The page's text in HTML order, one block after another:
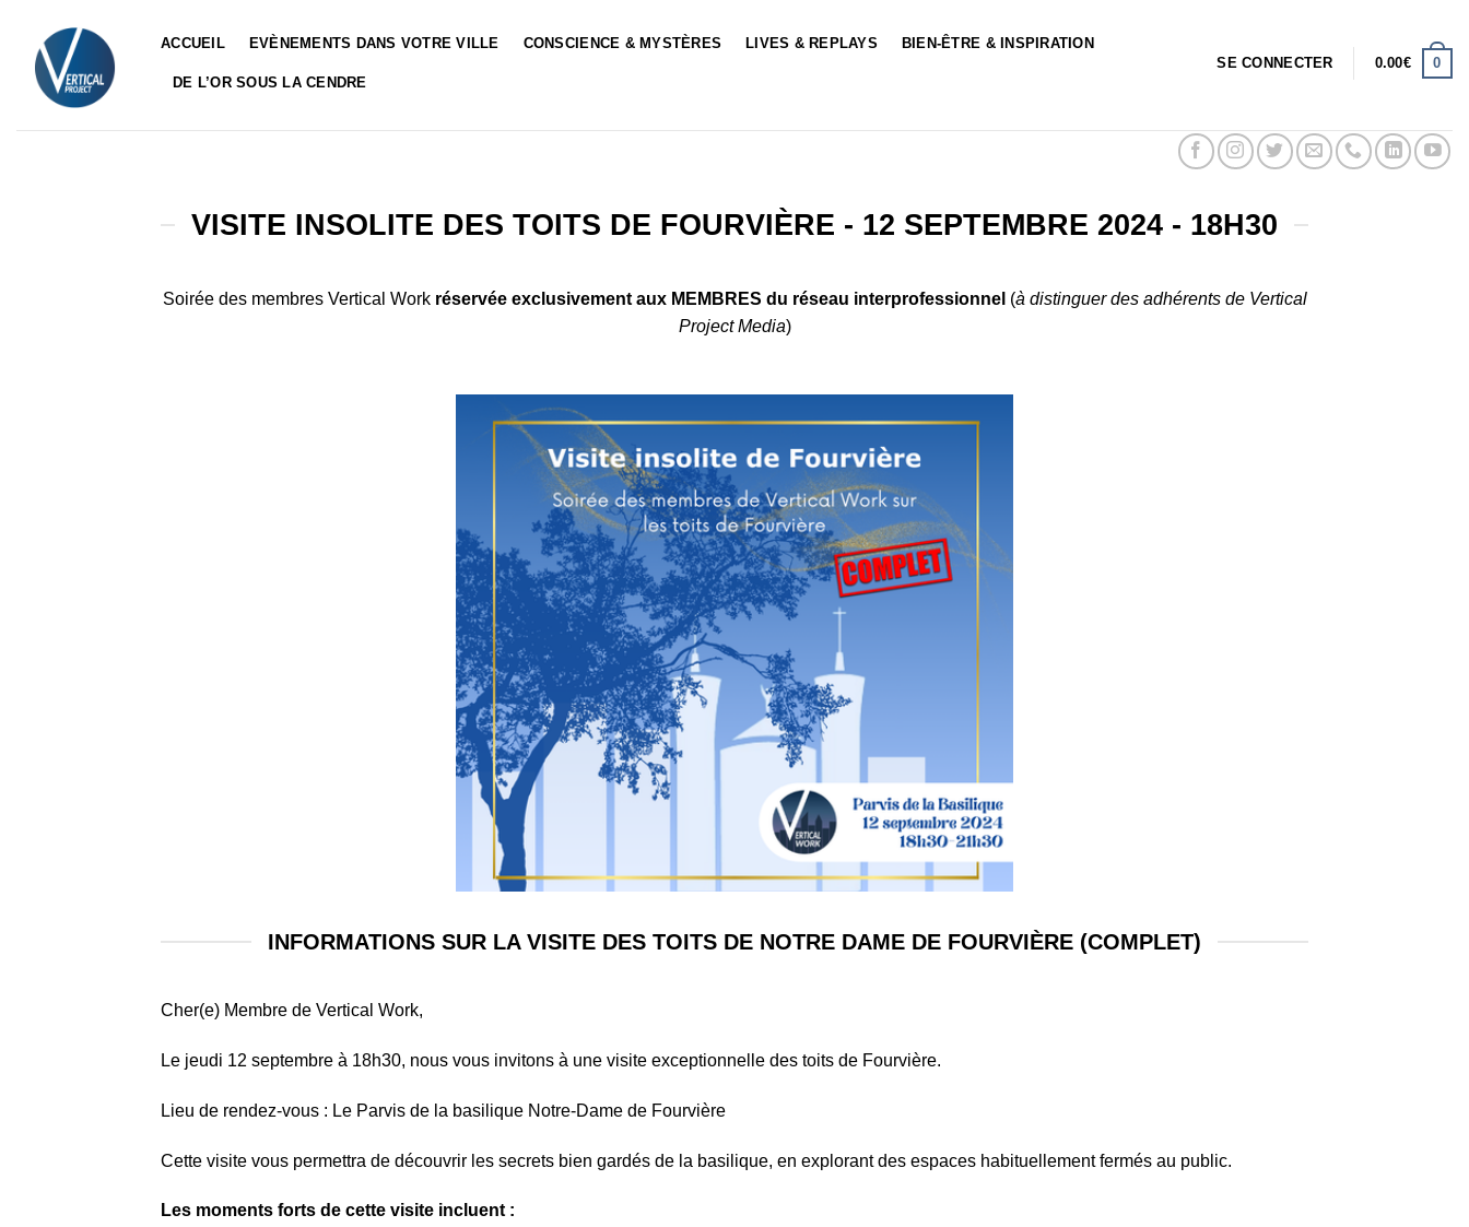
contenu
ACCUEIL EVÈNEMENTS DANS VOTRE VILLE CONSCIENCE & MYSTÈRES LIVES & REPLAYS BIEN-ÊTRE & INSPIRATION
DE L’OR SOUS LA CENDRE
SE CONNECTER 0.00€ 0
VISITE INSOLITE DES TOITS DE FOURVIÈRE - 12 SEPTEMBRE 2024 - 18H30
Soirée des membres Vertical Work réservée exclusivement aux MEMBRES du réseau interprofessionnel (à distinguer des adhérents de Vertical
Project Media)
INFORMATIONS SUR LA VISITE DES TOITS DE NOTRE DAME DE FOURVIÈRE (COMPLET)
Cher(e) Membre de Vertical Work,
Le jeudi 12 septembre à 18h30, nous vous invitons à une visite exceptionnelle des toits de Fourvière.
Lieu de rendez-vous : Le Parvis de la basilique Notre-Dame de Fourvière
Cette visite vous permettra de découvrir les secrets bien gardés de la basilique, en explorant des espaces habituellement fermés au public.
Les moments forts de cette visite incluent :